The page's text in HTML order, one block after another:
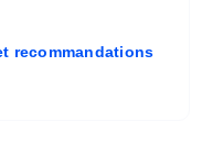
recommandations